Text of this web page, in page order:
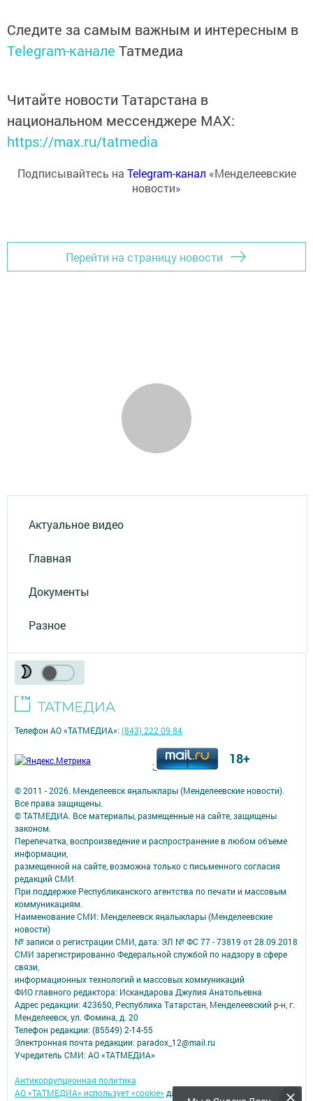
Следите за самым важным и интересным в
Telegram-канале Татмедиа
Читайте новости Татарстана в
национальном мессенджере MАХ:
https://max.ru/tatmedia
Подписывайтесь на Telegram-канал «Менделеевские
новости»
Перейти на страницу новости
Актуальное видео
Главная
Документы
Разное
© 2011 - 2026. Менделеевск яӊалыклары (Менделеевские новости).
Все права защищены.
© ТАТМЕДИА. Все материалы, размещенные на сайте, защищены
законом.
Перепечатка, воспроизведение и распространение в любом объеме
информации,
размещенной на сайте, возможна только с письменного согласия
редакций СМИ.
При поддержке Республиканского агентства по печати и массовым
коммуникациям.
Наименование СМИ: Менделеевск яӊалыклары (Менделеевские
новости)
№ записи о регистрации СМИ, дата: ЭЛ № ФС 77 - 73819 от 28.09.2018
СМИ зарегистрированно Федеральной службой по надзору в сфере
связи,
информационных технологий и массовых коммуникаций
ФИО главного редактора: Искандарова Джулия Анатольевна
Адрес редакции: 423650, Республика Татарстан, Менделеевский р-н, г.
Менделеевск, ул. Фомина, д. 20
Телефон редакции: (85549) 2-14-55
Электронная почта редакции: paradox_12@mail.ru
Учредитель СМИ: АО «ТАТМЕДИА»
Антикоррупционная политика
АО «ТАТМЕДИА» использует «cookie» для персонализации сервисов и
Телефон АО «ТАТМЕДИА»:(843) 222 09 84
; 18+